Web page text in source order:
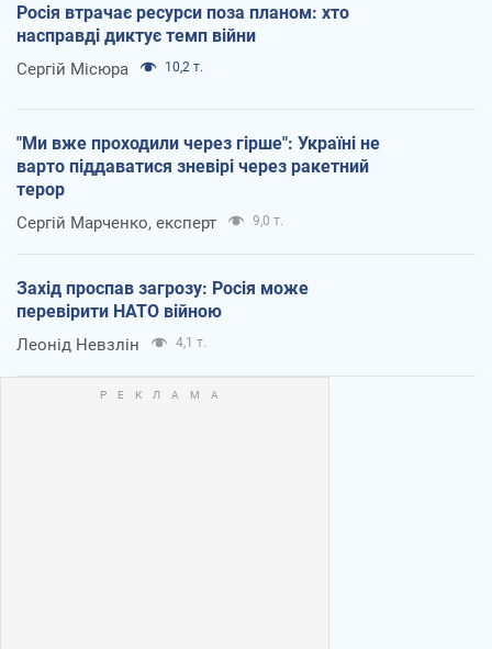
Росія втрачає ресурси поза планом: хто
насправді диктує темп війни
Сергій Місюра 10,2 т.
"Ми вже проходили через гірше": Україні не
варто піддаватися зневірі через ракетний
терор
Сергій Марченко, експерт 9,0 т.
Захід проспав загрозу: Росія може
перевірити НАТО війною
Леонід Невзлін 4,1 т.